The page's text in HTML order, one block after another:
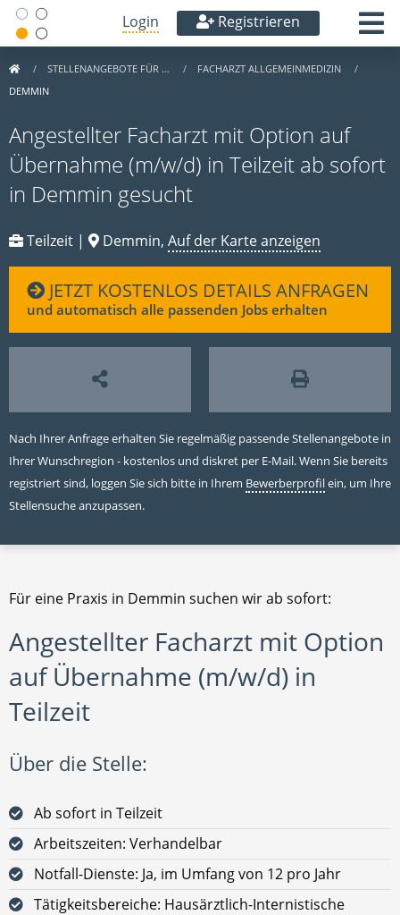
Login Registrieren
STELLENANGEBOTE FÜR …
FACHARZT ALLGEMEINMEDIZIN
DEMMIN
Angestellter Facharzt mit Option auf
Übernahme (m/w/d) in Teilzeit ab sofort
in Demmin gesucht
Teilzeit | Demmin, Auf der Karte anzeigen
JETZT KOSTENLOS DETAILS ANFRAGEN
und automatisch alle passenden Jobs erhalten
Nach Ihrer Anfrage erhalten Sie regelmäßig passende Stellenangebote in
Ihrer Wunschregion - kostenlos und diskret per E-Mail. Wenn Sie bereits
registriert sind, loggen Sie sich bitte in Ihrem Bewerberprofilein, um Ihre
Stellensuche anzupassen.
Für eine Praxis in Demmin suchen wir ab sofort:
Angestellter Facharzt mit Option
auf Übernahme (m/w/d) in
Teilzeit
Über die Stelle:
Ab sofort in Teilzeit
Arbeitszeiten: Verhandelbar
Notfall-Dienste: Ja, im Umfang von 12 pro Jahr
Tätigkeitsbereiche: Hausärztlich-Internistische